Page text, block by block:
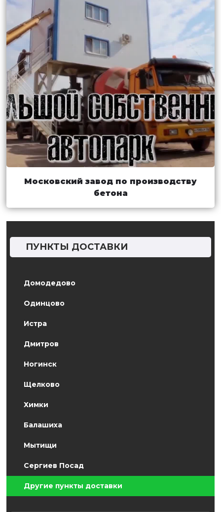
ПУНКТЫ ДОСТАВКИ
Домодедово
Одинцово
Истра
Дмитров
Ногинск
Щелково
Химки
Балашиха
Мытищи
Сергиев Посад
Другие пункты доставки
Московский завод по производству
бетона